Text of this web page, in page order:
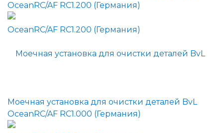
OceanRC/AF RC1.200 (Германия)
Моечная установка для очистки деталей BvL
OceanRC/AF RC1.000 (Германия)